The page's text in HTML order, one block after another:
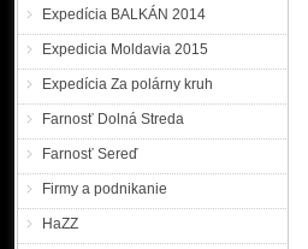
Expedícia BALKÁN 2014
Expedicia Moldavia 2015
Expedícia Za polárny kruh
Farnosť Dolná Streda
Farnosť Sereď
Firmy a podnikanie
HaZZ